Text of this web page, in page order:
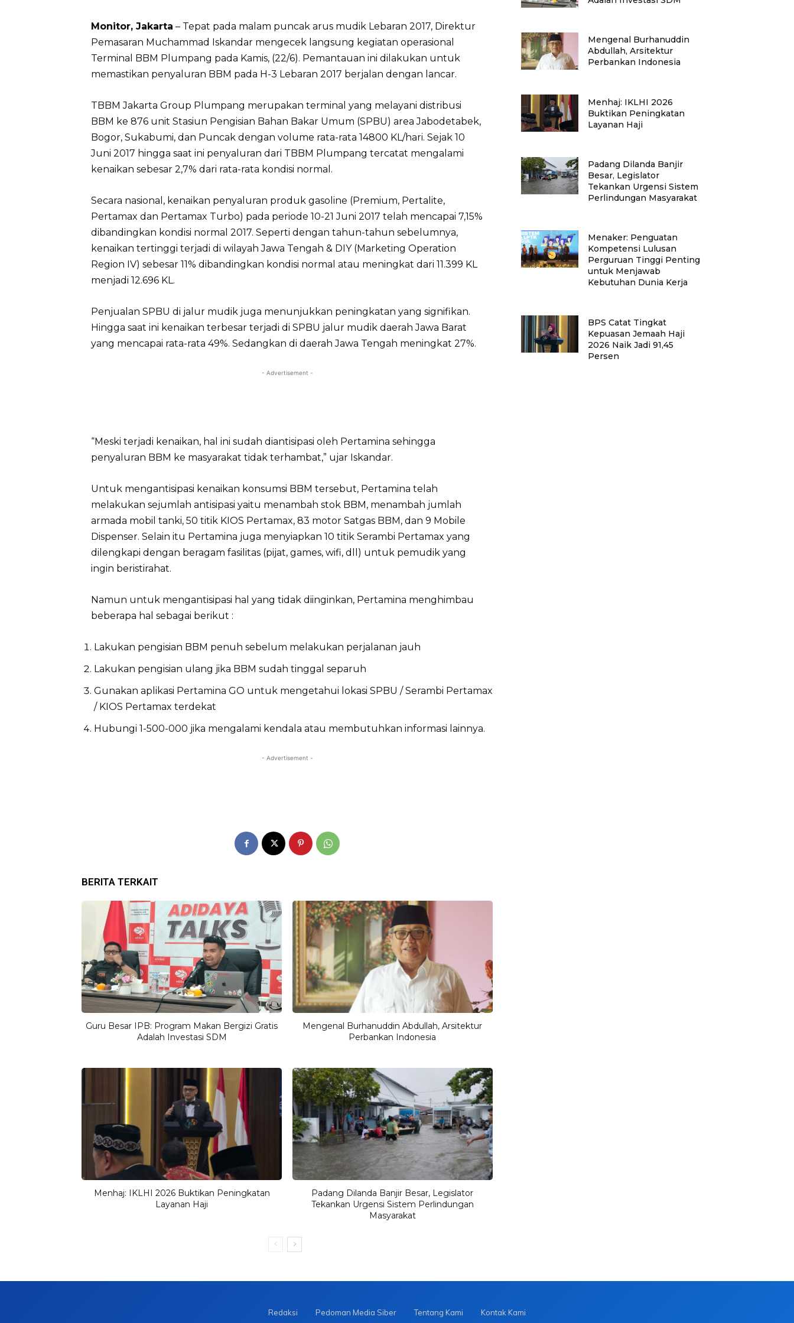
Monitor, Jakarta – Tepat pada malam puncak arus mudik Lebaran 2017, Direktur
Pemasaran Muchammad Iskandar mengecek langsung kegiatan operasional
Terminal BBM Plumpang pada Kamis, (22/6). Pemantauan ini dilakukan untuk
memastikan penyaluran BBM pada H-3 Lebaran 2017 berjalan dengan lancar.
TBBM Jakarta Group Plumpang merupakan terminal yang melayani distribusi
BBM ke 876 unit Stasiun Pengisian Bahan Bakar Umum (SPBU) area Jabodetabek,
Bogor, Sukabumi, dan Puncak dengan volume rata-rata 14800 KL/hari. Sejak 10
Juni 2017 hingga saat ini penyaluran dari TBBM Plumpang tercatat mengalami
kenaikan sebesar 2,7% dari rata-rata kondisi normal.
Secara nasional, kenaikan penyaluran produk gasoline (Premium, Pertalite,
Pertamax dan Pertamax Turbo) pada periode 10-21 Juni 2017 telah mencapai 7,15%
dibandingkan kondisi normal 2017. Seperti dengan tahun-tahun sebelumnya,
kenaikan tertinggi terjadi di wilayah Jawa Tengah & DIY (Marketing Operation
Region IV) sebesar 11% dibandingkan kondisi normal atau meningkat dari 11.399 KL
menjadi 12.696 KL.
Penjualan SPBU di jalur mudik juga menunjukkan peningkatan yang signifikan.
Hingga saat ini kenaikan terbesar terjadi di SPBU jalur mudik daerah Jawa Barat
yang mencapai rata-rata 49%. Sedangkan di daerah Jawa Tengah meningkat 27%.
- Advertisement -
“Meski terjadi kenaikan, hal ini sudah diantisipasi oleh Pertamina sehingga
penyaluran BBM ke masyarakat tidak terhambat,” ujar Iskandar.
Untuk mengantisipasi kenaikan konsumsi BBM tersebut, Pertamina telah
melakukan sejumlah antisipasi yaitu menambah stok BBM, menambah jumlah
armada mobil tanki, 50 titik KIOS Pertamax, 83 motor Satgas BBM, dan 9 Mobile
Dispenser. Selain itu Pertamina juga menyiapkan 10 titik Serambi Pertamax yang
dilengkapi dengan beragam fasilitas (pijat, games, wifi, dll) untuk pemudik yang
ingin beristirahat.
Namun untuk mengantisipasi hal yang tidak diinginkan, Pertamina menghimbau
beberapa hal sebagai berikut :
Lakukan pengisian BBM penuh sebelum melakukan perjalanan jauh
Lakukan pengisian ulang jika BBM sudah tinggal separuh
Gunakan aplikasi Pertamina GO untuk mengetahui lokasi SPBU / Serambi Pertamax
/ KIOS Pertamax terdekat
Hubungi 1-500-000 jika mengalami kendala atau membutuhkan informasi lainnya.
- Advertisement -
BERITA TERKAIT
Guru Besar IPB: Program Makan Bergizi Gratis
Adalah Investasi SDM
Mengenal Burhanuddin Abdullah, Arsitektur
Perbankan Indonesia
Menhaj: IKLHI 2026 Buktikan Peningkatan
Layanan Haji
Padang Dilanda Banjir Besar, Legislator
Tekankan Urgensi Sistem Perlindungan
Masyarakat
Mengenal Burhanuddin
Abdullah, Arsitektur
Perbankan Indonesia
Menhaj: IKLHI 2026
Buktikan Peningkatan
Layanan Haji
Padang Dilanda Banjir
Besar, Legislator
Tekankan Urgensi Sistem
Perlindungan Masyarakat
Menaker: Penguatan
Kompetensi Lulusan
Perguruan Tinggi Penting
untuk Menjawab
Kebutuhan Dunia Kerja
BPS Catat Tingkat
Kepuasan Jemaah Haji
2026 Naik Jadi 91,45
Persen
Redaksi Pedoman Media Siber Tentang Kami Kontak Kami